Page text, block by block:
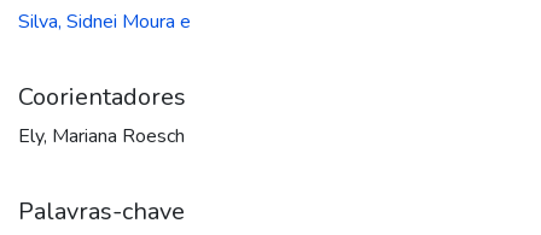
Silva, Sidnei Moura e
Coorientadores
Ely, Mariana Roesch
Palavras-chave